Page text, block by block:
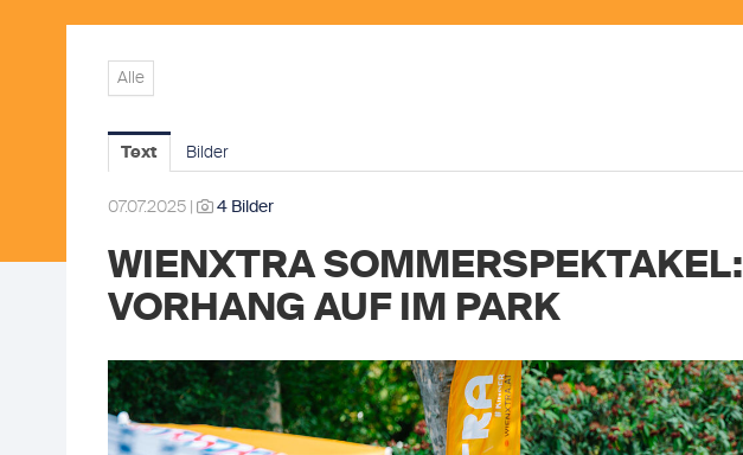
Alle
Text Bilder
07.07.2025 | 4 Bilder
WIENXTRA SOMMERSPEKTAKEL:
VORHANG AUF IM PARK